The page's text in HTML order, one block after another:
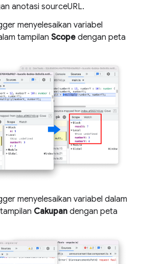
anotasi sourceURL.
menyelesaikan variabel
tampilan Scope dengan peta
menyelesaikan variabel dalam
Cakupan dengan peta